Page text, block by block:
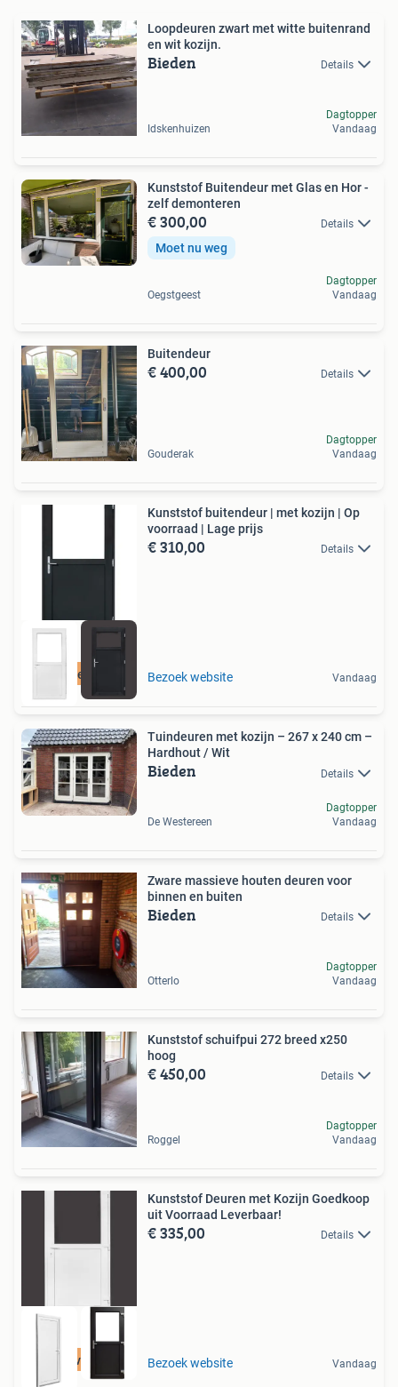
Loopdeuren zwart met witte buitenrand
en wit kozijn.
Bieden Details
Idskenhuizen
Dagtopper
Vandaag
Kunststof Buitendeur met Glas en Hor -
zelf demonteren
€ 300,00 Details
Moet nu weg
Oegstgeest
Dagtopper
Vandaag
Buitendeur
€ 400,00 Details
Gouderak
Dagtopper
Vandaag
Snelle levering!
Kunststof buitendeur | met kozijn | Op
voorraad | Lage prijs
€ 310,00 Details
Bezoek website Vandaag
Tuindeuren met kozijn – 267 x 240 cm –
Hardhout / Wit
Bieden Details
De Westereen
Dagtopper
Vandaag
Zware massieve houten deuren voor
binnen en buiten
Bieden Details
Otterlo
Dagtopper
Vandaag
Kunststof schuifpui 272 breed x250
hoog
€ 450,00 Details
Roggel
Dagtopper
Vandaag
Snel leverbaar!
Kunststof Deuren met Kozijn Goedkoop
uit Voorraad Leverbaar!
€ 335,00 Details
Bezoek website Vandaag